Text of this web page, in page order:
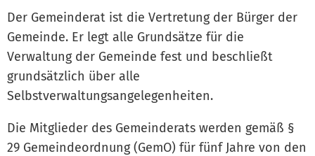
Der Gemeinderat ist die Vertretung der Bürger der
Gemeinde. Er legt alle Grundsätze für die
Verwaltung der Gemeinde fest und beschließt
grundsätzlich über alle
Selbstverwaltungsangelegenheiten.
Die Mitglieder des Gemeinderats werden gemäß §
29 Gemeindeordnung (GemO) für fünf Jahre von den